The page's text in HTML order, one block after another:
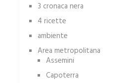
3 cronaca nera
4 ricette
ambiente
Area metropolitana
Assemini
Capoterra